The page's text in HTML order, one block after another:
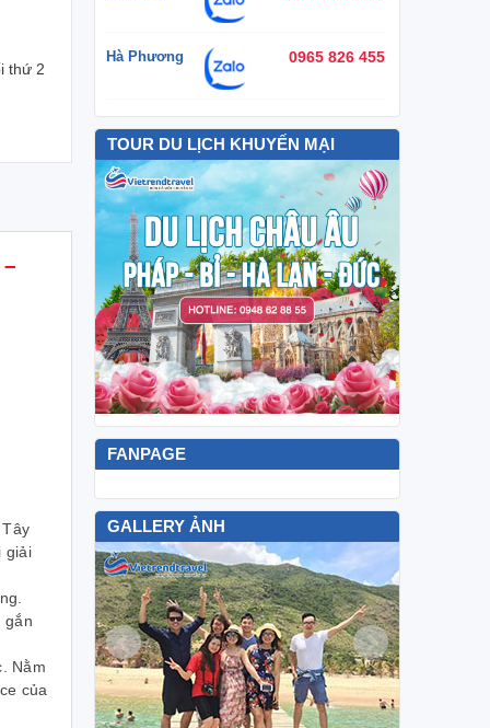
thứ 2
giải
gắn
Nằm
của
Hà Phương 0965 826 455
TOUR DU LỊCH KHUYẾN MẠI
FANPAGE
GALLERY ẢNH